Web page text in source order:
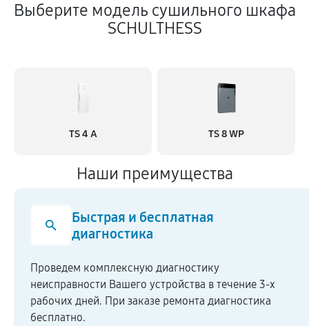
Выберите модель сушильного шкафа
SCHULTHESS
TS 4 A TS 8 WP
Наши преимущества
Быстрая и бесплатная
диагностика
Проведем комплексную диагностику
неисправности Вашего устройства в течение 3-х
рабочих дней. При заказе ремонта диагностика
бесплатно.